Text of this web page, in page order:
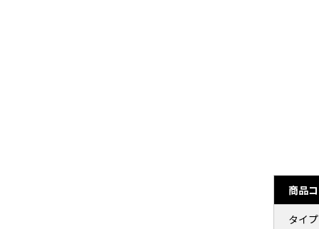
商品
タイプ